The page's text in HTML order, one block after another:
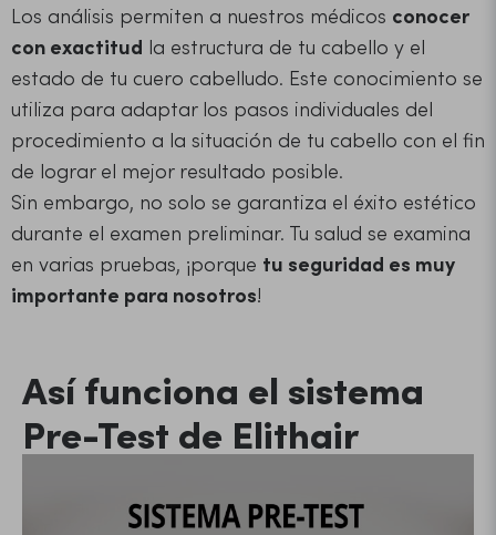
Los análisis permiten a nuestros médicos conocer
con exactitud la estructura de tu cabello y el
estado de tu cuero cabelludo. Este conocimiento se
utiliza para adaptar los pasos individuales del
procedimiento a la situación de tu cabello con el fin
de lograr el mejor resultado posible.
Sin embargo, no solo se garantiza el éxito estético
durante el examen preliminar. Tu salud se examina
en varias pruebas, ¡porque tu seguridad es muy
importante para nosotros!
Así funciona el sistema
Pre-Test de Elithair